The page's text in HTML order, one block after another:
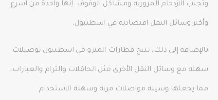
وتجنب الازدحام المرورية ومشاكل الوقوف. إنها واحدة من أسرع
وأكثر وسائل النقل اقتصادية في اسطنبول.
بالإضافة إلى ذلك، تتيح قطارات المترو في اسطنبول توصيلات
سهلة مع وسائل النقل الأخرى مثل الحافلات والترام والعبارات،
مما يجعلها وسيلة مواصلات مرنة وسهلة الاستخدام.